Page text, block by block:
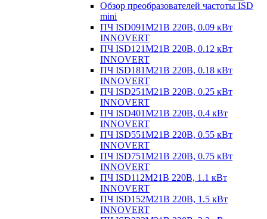
Обзор преобразователей частоты ISD
mini
ПЧ ISD091M21B 220В, 0.09 кВт
INNOVERT
ПЧ ISD121M21B 220В, 0.12 кВт
INNOVERT
ПЧ ISD181M21B 220В, 0.18 кВт
INNOVERT
ПЧ ISD251M21B 220В, 0.25 кВт
INNOVERT
ПЧ ISD401M21B 220В, 0.4 кВт
INNOVERT
ПЧ ISD551M21B 220В, 0.55 кВт
INNOVERT
ПЧ ISD751M21B 220В, 0.75 кВт
INNOVERT
ПЧ ISD112M21B 220В, 1.1 кВт
INNOVERT
ПЧ ISD152M21B 220В, 1.5 кВт
INNOVERT